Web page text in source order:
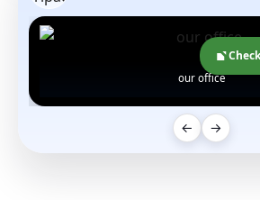
our office
← →